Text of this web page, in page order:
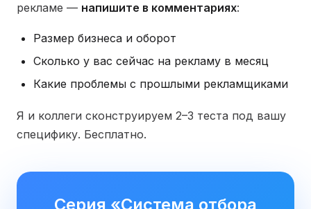
рекламе — напишите в комментариях:
Размер бизнеса и оборот
Сколько у вас сейчас на рекламу в месяц
Какие проблемы с прошлыми рекламщиками
Я и коллеги сконструируем 2–3 теста под вашу
специфику. Бесплатно.
Серия «Система отбора